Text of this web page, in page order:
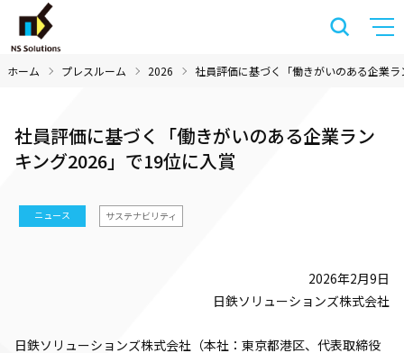
ホーム プレスルーム 2026 社員評価に基づく「働きがいのある企業
社員評価に基づく「働きがいのある企業ラン
キング2026」で19位に入賞
ニュース サステナビリティ
2026年2月9日
日鉄ソリューションズ株式会社
日鉄ソリューションズ株式会社（本社：東京都港区、代表取締役